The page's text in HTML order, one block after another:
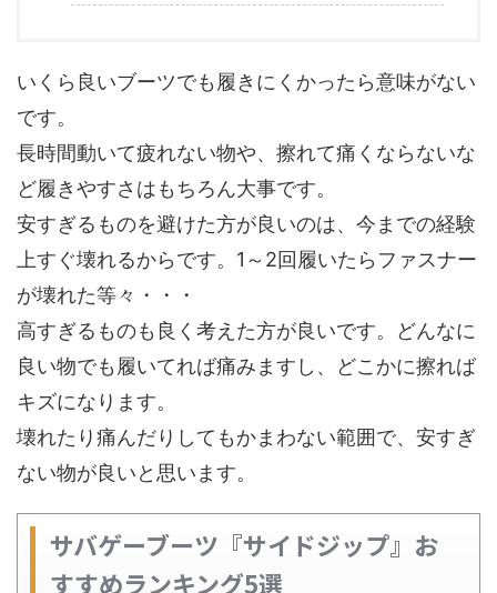
いくら良いブーツでも履きにくかったら意味がない
です。
長時間動いて疲れない物や、擦れて痛くならないな
ど履きやすさはもちろん大事です。
安すぎるものを避けた方が良いのは、今までの経験
上すぐ壊れるからです。1～2回履いたらファスナー
が壊れた等々・・・
高すぎるものも良く考えた方が良いです。どんなに
良い物でも履いてれば痛みますし、どこかに擦れば
キズになります。
壊れたり痛んだりしてもかまわない範囲で、安すぎ
ない物が良いと思います。
サバゲーブーツ『サイドジップ』お
すすめランキング5選